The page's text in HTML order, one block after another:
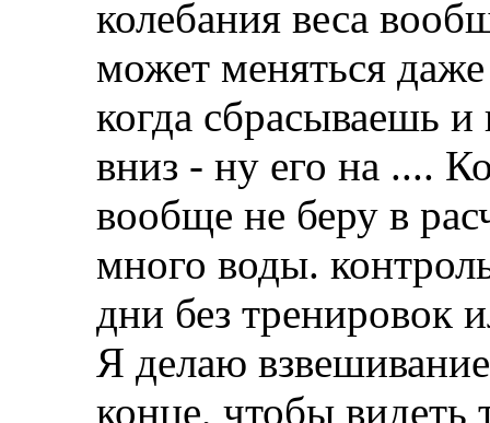
колебания веса
может меняться
когда сбрасываешь
вниз - ну его на ....
вообще не беру в
много воды.
дни без тренировок
Я делаю
конце, чтобы видеть